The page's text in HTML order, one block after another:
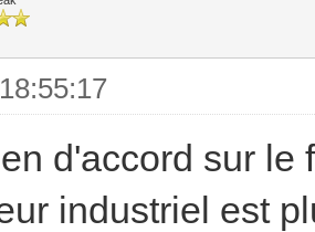
d'accord sur le
industriel est